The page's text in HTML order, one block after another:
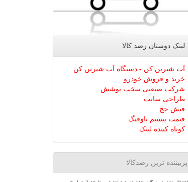
لینک دوستان رصد كالا
آب شیرین کن - دستگاه آب شیرین کن
خرید و فروش خودرو
شرکت صنعتی سخت پوشش
طراحی سایت
فیش حج
قیمت بیسیم باوفنگ
کوتاه کننده لینک
پربیننده ترین رصدکالا